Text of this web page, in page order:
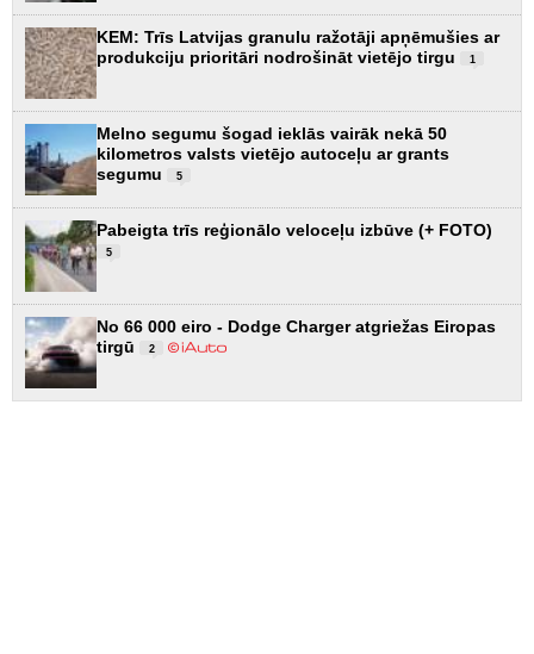
KEM: Trīs Latvijas granulu ražotāji apņēmušies ar
produkciju prioritāri nodrošināt vietējo tirgu
1
Melno segumu šogad ieklās vairāk nekā 50
kilometros valsts vietējo autoceļu ar grants
segumu
5
Pabeigta trīs reģionālo veloceļu izbūve (+ FOTO)
5
No 66 000 eiro - Dodge Charger atgriežas Eiropas
tirgū
2